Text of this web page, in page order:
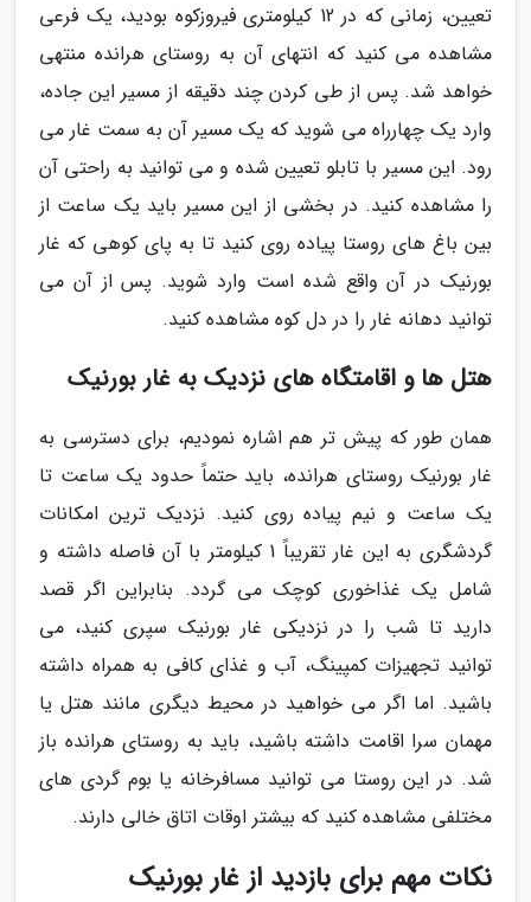
تعیین، زمانی که در 12 کیلومتری فیروزکوه بودید، یک فرعی
مشاهده می کنید که انتهای آن به روستای هرانده منتهی
خواهد شد. پس از طی کردن چند دقیقه از مسیر این جاده،
وارد یک چهارراه می شوید که یک مسیر آن به سمت غار می
رود. این مسیر با تابلو تعیین شده و می توانید به راحتی آن
را مشاهده کنید. در بخشی از این مسیر باید یک ساعت از
بین باغ های روستا پیاده روی کنید تا به پای کوهی که غار
بورنیک در آن واقع شده است وارد شوید. پس از آن می
توانید دهانه غار را در دل کوه مشاهده کنید.
هتل ها و اقامتگاه های نزدیک به غار بورنیک
همان طور که پیش تر هم اشاره نمودیم، برای دسترسی به
غار بورنیک روستای هرانده، باید حتماً حدود یک ساعت تا
یک ساعت و نیم پیاده روی کنید. نزدیک ترین امکانات
گردشگری به این غار تقریباً 1 کیلومتر با آن فاصله داشته و
شامل یک غذاخوری کوچک می گردد. بنابراین اگر قصد
دارید تا شب را در نزدیکی غار بورنیک سپری کنید، می
توانید تجهیزات کمپینگ، آب و غذای کافی به همراه داشته
باشید. اما اگر می خواهید در محیط دیگری مانند هتل یا
مهمان سرا اقامت داشته باشید، باید به روستای هرانده باز
شد. در این روستا می توانید مسافرخانه یا بوم گردی های
مختلفی مشاهده کنید که بیشتر اوقات اتاق خالی دارند.
نکات مهم برای بازدید از غار بورنیک